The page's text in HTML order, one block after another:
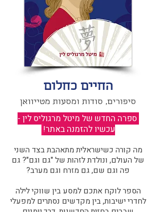
החיים כחלום
סיפורים, סודות ומסעות מטייוואן
ספרה החדש של מיטל מרגוליס לין -
עכשיו להזמנה באתר!
מה קורה כשישראלית מתאהבת בצד השני
של העולם, ונולדת לזהות של "גם וגם"? גם
פה וגם שם, גם מזרח וגם מערב?​​
הספר לוקח אתכם למסע בין שווקי לילה
לחדרי ישיבות, בין מקדשים נסתרים למפעלי